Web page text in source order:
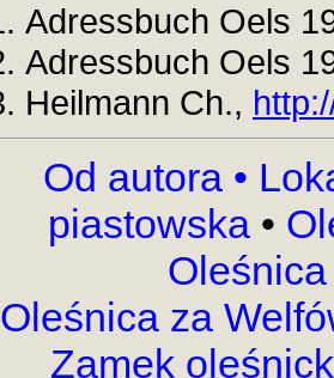
Adressbuch Oels
Adressbuch Oels
Heilmann Ch.,
Od autora •
piastowska •
Oleśnica za
Zamek